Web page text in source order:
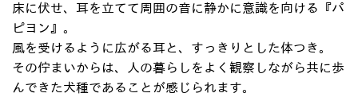
床に伏せ、耳を立てて周囲の音に静かに意識を向ける『パ
ピヨン』。
風を受けるように広がる耳と、すっきりとした体つき。
その佇まいからは、人の暮らしをよく観察しながら共に歩
んできた犬種であることが感じられます。